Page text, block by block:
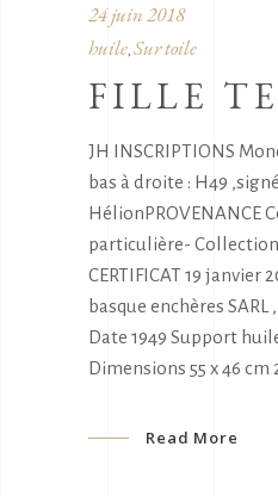
24 juin 2018
huile, Sur toile
FILLE
JH INSCRIPTIONS
bas à droite : H49
HélionPROVENANCE
particulière-
CERTIFICAT 19 janvier
basque enchères
Date 1949 Support
Dimensions 55 x 46 cm
Read More